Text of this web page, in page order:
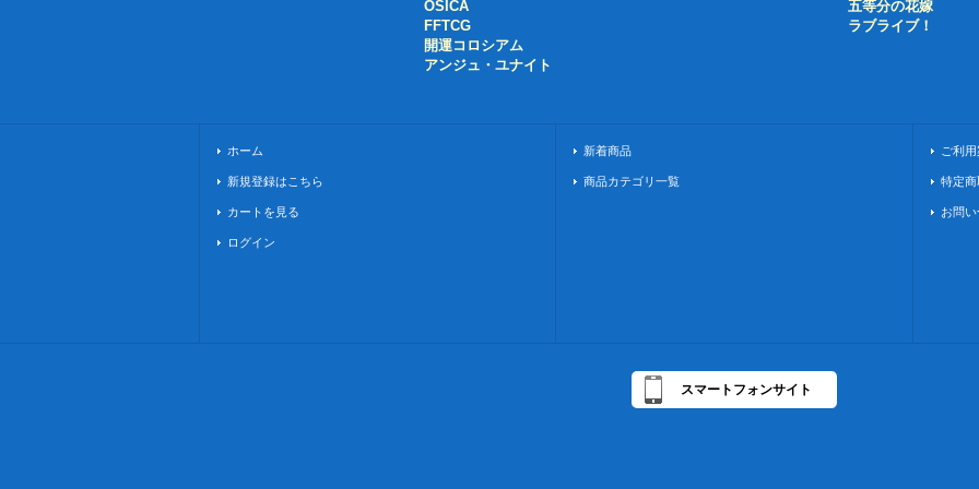
OSICA
FFTCG
開運コロシアム
アンジュ・ユナイト
五等分の花嫁
ラブライブ！
ホーム
新規登録はこちら
カートを見る
ログイン
新着商品
商品カテゴリ一覧
ご利
特定
お問
スマートフォンサイト